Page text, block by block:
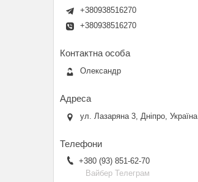
+380938516270
+380938516270
Олександр
ул. Лазаряна 3, Дніпро, Україна
+380 (93) 851-62-70
Вайбер Телеграм